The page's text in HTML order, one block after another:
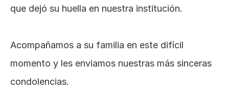
que dejó su huella en nuestra institución.
Acompañamos a su familia en este difícil
momento y les enviamos nuestras más sinceras
condolencias.